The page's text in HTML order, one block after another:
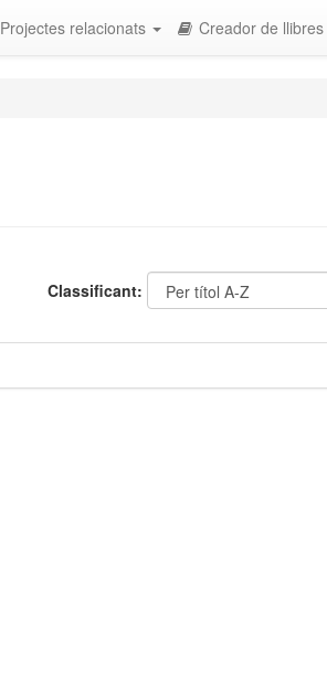
Projectes relacionats Creador de llibres
Classificant: